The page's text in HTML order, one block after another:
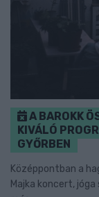
A BAROKK
KIVÁLÓ
GYŐRBEN
Középpontban a
Majka koncert,